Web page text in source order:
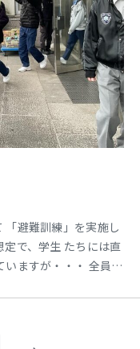
避難訓練」を実施し
で、学生 たちには直
ますが・・・ 全員避